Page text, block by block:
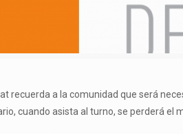
recuerda a la comunidad que será
cuando asista al turno, se perderá el